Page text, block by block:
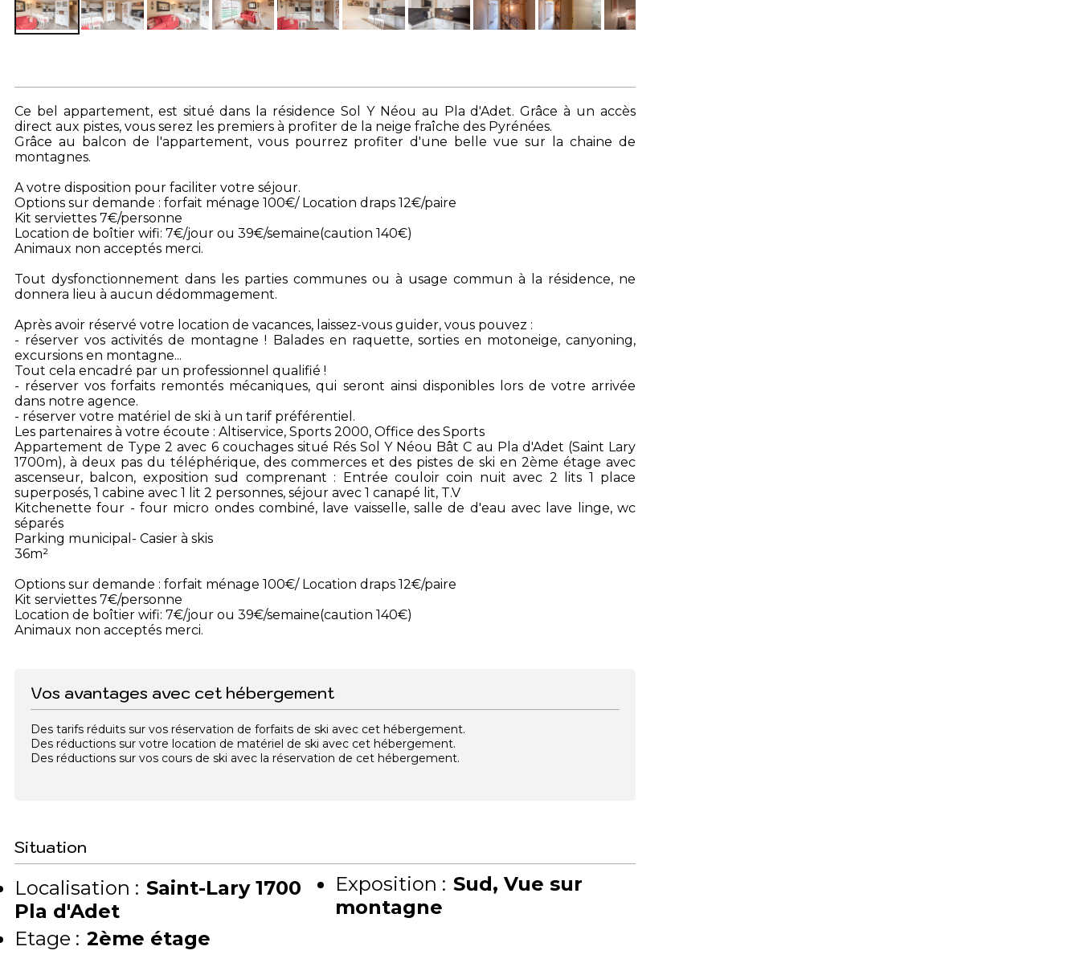
Ce bel appartement, est situé dans la résidence Sol Y Néou au Pla d'Adet. Grâce à un accès
direct aux pistes, vous serez les premiers à profiter de la neige fraîche des Pyrénées.
Grâce au balcon de l'appartement, vous pourrez profiter d'une belle vue sur la chaine de
montagnes.
A votre disposition pour faciliter votre séjour.
Options sur demande : forfait ménage 100€/ Location draps 12€/paire
Kit serviettes 7€/personne
Location de boîtier wifi: 7€/jour ou 39€/semaine(caution 140€)
Animaux non acceptés merci.
Tout dysfonctionnement dans les parties communes ou à usage commun à la résidence, ne
donnera lieu à aucun dédommagement.
Après avoir réservé votre location de vacances, laissez-vous guider, vous pouvez :
- réserver vos activités de montagne ! Balades en raquette, sorties en motoneige, canyoning,
excursions en montagne...
Tout cela encadré par un professionnel qualifié !
- réserver vos forfaits remontés mécaniques, qui seront ainsi disponibles lors de votre arrivée
dans notre agence.
- réserver votre matériel de ski à un tarif préférentiel.
Les partenaires à votre écoute : Altiservice, Sports 2000, Office des Sports
Appartement de Type 2 avec 6 couchages situé Rés Sol Y Néou Bât C au Pla d'Adet (Saint Lary
1700m), à deux pas du téléphérique, des commerces et des pistes de ski en 2ème étage avec
ascenseur, balcon, exposition sud comprenant : Entrée couloir coin nuit avec 2 lits 1 place
superposés, 1 cabine avec 1 lit 2 personnes, séjour avec 1 canapé lit, T.V
Kitchenette four - four micro ondes combiné, lave vaisselle, salle de d'eau avec lave linge, wc
séparés
Parking municipal- Casier à skis
36m²
Options sur demande : forfait ménage 100€/ Location draps 12€/paire
Kit serviettes 7€/personne
Location de boîtier wifi: 7€/jour ou 39€/semaine(caution 140€)
Animaux non acceptés merci.
Vos avantages avec cet hébergement
Des tarifs réduits sur vos réservation de forfaits de ski avec cet hébergement.
Des réductions sur votre location de matériel de ski avec cet hébergement.
Des réductions sur vos cours de ski avec la réservation de cet hébergement.
Situation
Localisation : Saint-Lary 1700
Pla d'Adet
Etage : 2ème étage
Exposition : Sud Vue sur
montagne